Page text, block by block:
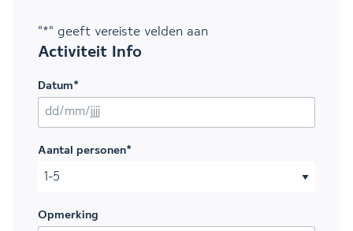
"*" geeft vereiste velden aan
Activiteit Info
Datum*
DD slash MM slash JJJJ
Aantal personen*
Opmerking